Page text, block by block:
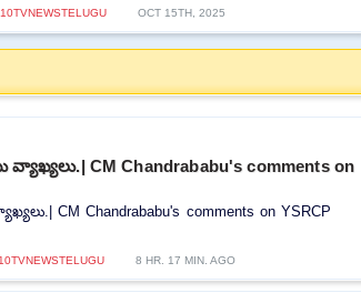
10TVNEWSTELUGU OCT 15TH, 2025
CM Chandrababu's comments on
CM Chandrababu's comments on YSRCP
10TVNEWSTELUGU 8 HR. 17 MIN. AGO